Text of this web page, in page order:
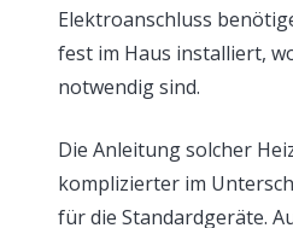
Elektroanschluss
fest im Haus installiert,
notwendig sind.
Die Anleitung solcher
komplizierter im
für die Standardgeräte.